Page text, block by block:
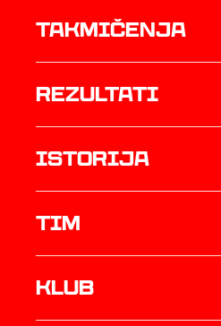
Takmičenja
rezultati
istorija
TIM
Klub